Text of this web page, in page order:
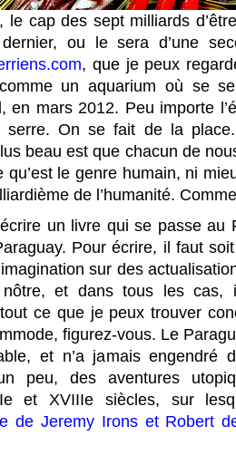
le cap des sept milliards
ou le sera d’une
, que je peux
un aquarium où se
en mars 2012. Peu importe
serre. On se fait de la
beau est que chacun de
qu’est le genre humain, ni
de l’humanité.
un livre qui se passe au
Pour écrire, il faut
sur des
nôtre, et dans tous les
ce que je peux trouver
figurez-vous. Le
et n’a jamais engendré
peu, des aventures
et XVIIIe siècles, sur
de Jeremy Irons et Robert